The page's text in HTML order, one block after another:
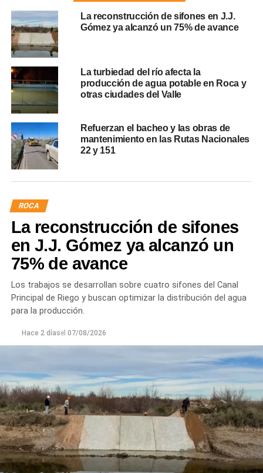
La reconstrucción de sifones en J.J.
Gómez ya alcanzó un 75% de avance
La turbiedad del río afecta la
producción de agua potable en Roca y
otras ciudades del Valle
Refuerzan el bacheo y las obras de
mantenimiento en las Rutas Nacionales
22 y 151
ROCA
La reconstrucción de sifones
en J.J. Gómez ya alcanzó un
75% de avance
Los trabajos se desarrollan sobre cuatro sifones del Canal
Principal de Riego y buscan optimizar la distribución del agua
para la producción.
Hace 2 díasel 07/08/2026